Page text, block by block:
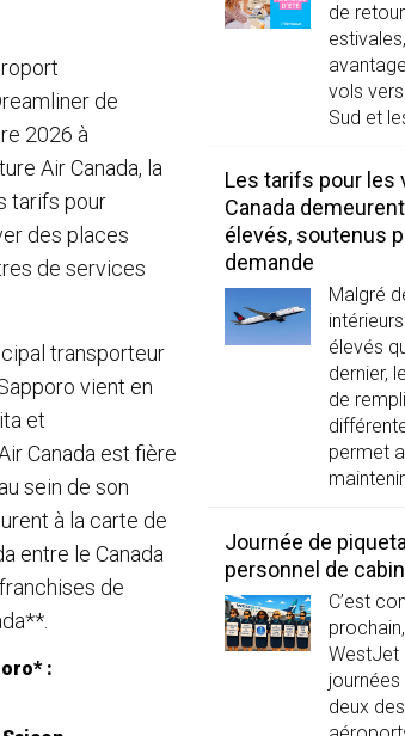
de
2026 à
Air Canada, la
tarifs pour
des places
de services
transporteur
vient en
et
Canada est fière
sein de son
à la carte de
entre le Canada
de
:
de
vols vers
Sud et
Les tarifs pour les
Canada
élevés, soutenus
demande
Malgré
élevés
dernier,
de
permet
Journée de
personnel de
C’est
WestJet
deux